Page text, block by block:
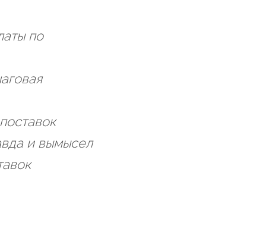
по
и вымысел